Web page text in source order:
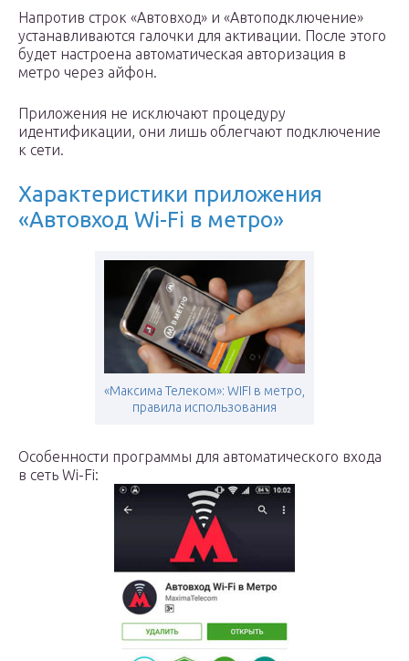
Напротив строк «Автовход» и «Автоподключение»
устанавливаются галочки для активации. После этого
будет настроена автоматическая авторизация в
метро через айфон.
Приложения не исключают процедуру
идентификации, они лишь облегчают подключение
к сети.
Характеристики приложения
«Автовход Wi-Fi в метро»
«Максима Телеком»: WIFI в метро,
правила использования
Особенности программы для автоматического входа
в сеть Wi-Fi: